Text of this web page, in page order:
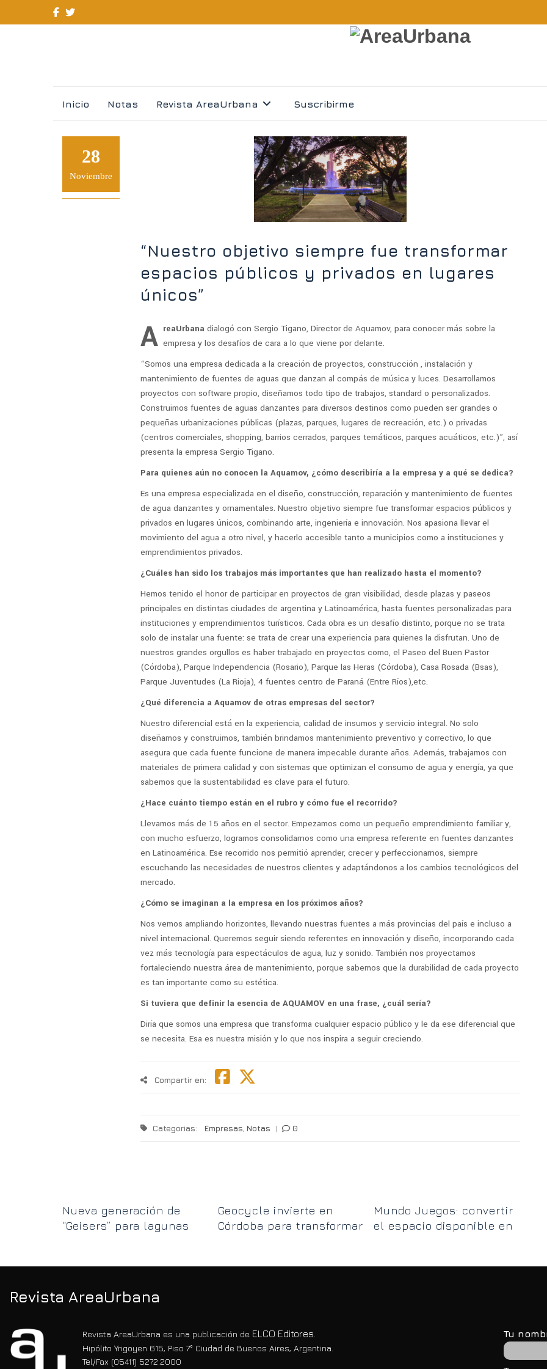
Inicio Notas Revista AreaUrbana Suscribirme
28
Noviembre
“Nuestro objetivo siempre fue transformar
espacios públicos y privados en lugares
únicos”
A reaUrbanadialogó con Sergio Tigano, Director de Aquamov, para conocer más sobre la
empresa y los desafíos de cara a lo que viene por delante.
“Somos una empresa dedicada a la creación de proyectos, construcción , instalación y
mantenimiento de fuentes de aguas que danzan al compás de música y luces. Desarrollamos
proyectos con software propio, diseñamos todo tipo de trabajos, standard o personalizados.
Construimos fuentes de aguas danzantes para diversos destinos como pueden ser grandes o
pequeñas urbanizaciones públicas (plazas, parques, lugares de recreación, etc.) o privadas
(centros comerciales, shopping, barrios cerrados, parques temáticos, parques acuáticos, etc.)”, así
presenta la empresa Sergio Tigano.
Para quienes aún no conocen la Aquamov, ¿cómo describiría a la empresa y a qué se dedica?
Es una empresa especializada en el diseño, construcción, reparación y mantenimiento de fuentes
de agua danzantes y ornamentales. Nuestro objetivo siempre fue transformar espacios públicos y
privados en lugares únicos, combinando arte, ingeniería e innovación. Nos apasiona llevar el
movimiento del agua a otro nivel, y hacerlo accesible tanto a municipios como a instituciones y
emprendimientos privados.
¿Cuáles han sido los trabajos más importantes que han realizado hasta el momento?
Hemos tenido el honor de participar en proyectos de gran visibilidad, desde plazas y paseos
principales en distintas ciudades de argentina y Latinoamérica, hasta fuentes personalizadas para
instituciones y emprendimientos turísticos. Cada obra es un desafío distinto, porque no se trata
solo de instalar una fuente: se trata de crear una experiencia para quienes la disfrutan. Uno de
nuestros grandes orgullos es haber trabajado en proyectos como, el Paseo del Buen Pastor
(Córdoba), Parque Independencia (Rosario), Parque las Heras (Córdoba), Casa Rosada (Bsas),
Parque Juventudes (La Rioja), 4 fuentes centro de Paraná (Entre Ríos),etc.
¿Qué diferencia a Aquamov de otras empresas del sector?
Nuestro diferencial está en la experiencia, calidad de insumos y servicio integral. No solo
diseñamos y construimos, también brindamos mantenimiento preventivo y correctivo, lo que
asegura que cada fuente funcione de manera impecable durante años. Además, trabajamos con
materiales de primera calidad y con sistemas que optimizan el consumo de agua y energía, ya que
sabemos que la sustentabilidad es clave para el futuro.
¿Hace cuánto tiempo están en el rubro y cómo fue el recorrido?
Llevamos más de 15 años en el sector. Empezamos como un pequeño emprendimiento familiar y,
con mucho esfuerzo, logramos consolidarnos como una empresa referente en fuentes danzantes
en Latinoamérica. Ese recorrido nos permitió aprender, crecer y perfeccionarnos, siempre
escuchando las necesidades de nuestros clientes y adaptándonos a los cambios tecnológicos del
mercado.
¿Cómo se imaginan a la empresa en los próximos años?
Nos vemos ampliando horizontes, llevando nuestras fuentes a más provincias del país e incluso a
nivel internacional. Queremos seguir siendo referentes en innovación y diseño, incorporando cada
vez más tecnología para espectáculos de agua, luz y sonido. También nos proyectamos
fortaleciendo nuestra área de mantenimiento, porque sabemos que la durabilidad de cada proyecto
es tan importante como su estética.
Si tuviera que definir la esencia de AQUAMOV en una frase, ¿cuál sería?
Diría que somos una empresa que transforma cualquier espacio público y le da ese diferencial que
se necesita. Esa es nuestra misión y lo que nos inspira a seguir creciendo.
Compartir en:
Categorias: Empresas, Notas | 0
Nueva generación de
“Geisers” para lagunas
Geocycle invierte en
Córdoba para transformar
Mundo Juegos: convertir
el espacio disponible en
Revista AreaUrbana
Revista AreaUrbana es una publicación de ELCO Editores.
Hipólito Yrigoyen 615, Piso 7° Ciudad de Buenos Aires, Argentina.
Tel/Fax (05411) 5272.2000
Tu